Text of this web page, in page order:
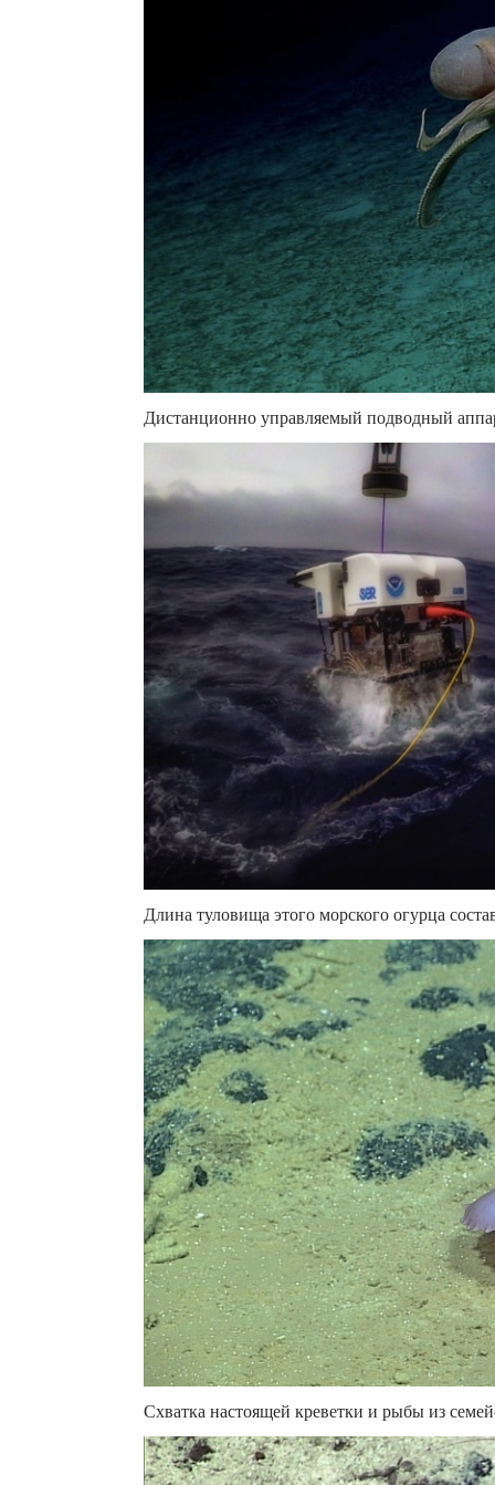
Дистанционно управляемый подводный
Длина туловища этого морского огурца
Схватка настоящей креветки и рыбы из